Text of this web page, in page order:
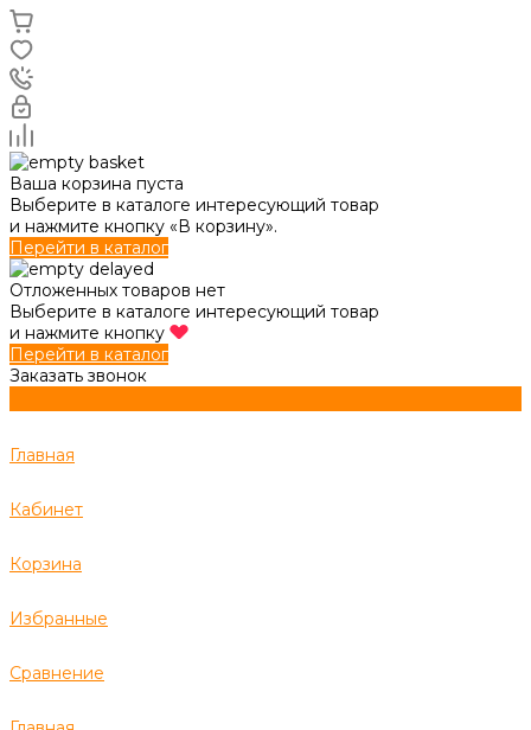
Ваша корзина пуста
Выберите в каталоге интересующий товар
и нажмите кнопку «В корзину».
Перейти в каталог
Отложенных товаров нет
Выберите в каталоге интересующий товар
и нажмите кнопку
Перейти в каталог
Заказать звонок
Главная
Кабинет
Корзина
Избранные
Сравнение